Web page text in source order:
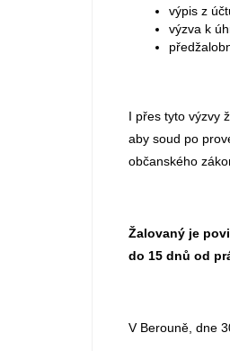
výpis z
výzva k
I přes tyto výzvy
aby soud po
občanského
Žalovaný je
do 15 dnů od
V Berouně, dne